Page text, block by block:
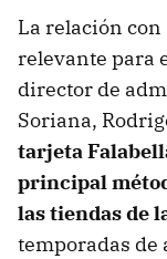
La relación
relevante para
director de
Soriana,
tarjeta
principal
las tiendas de
temporadas de